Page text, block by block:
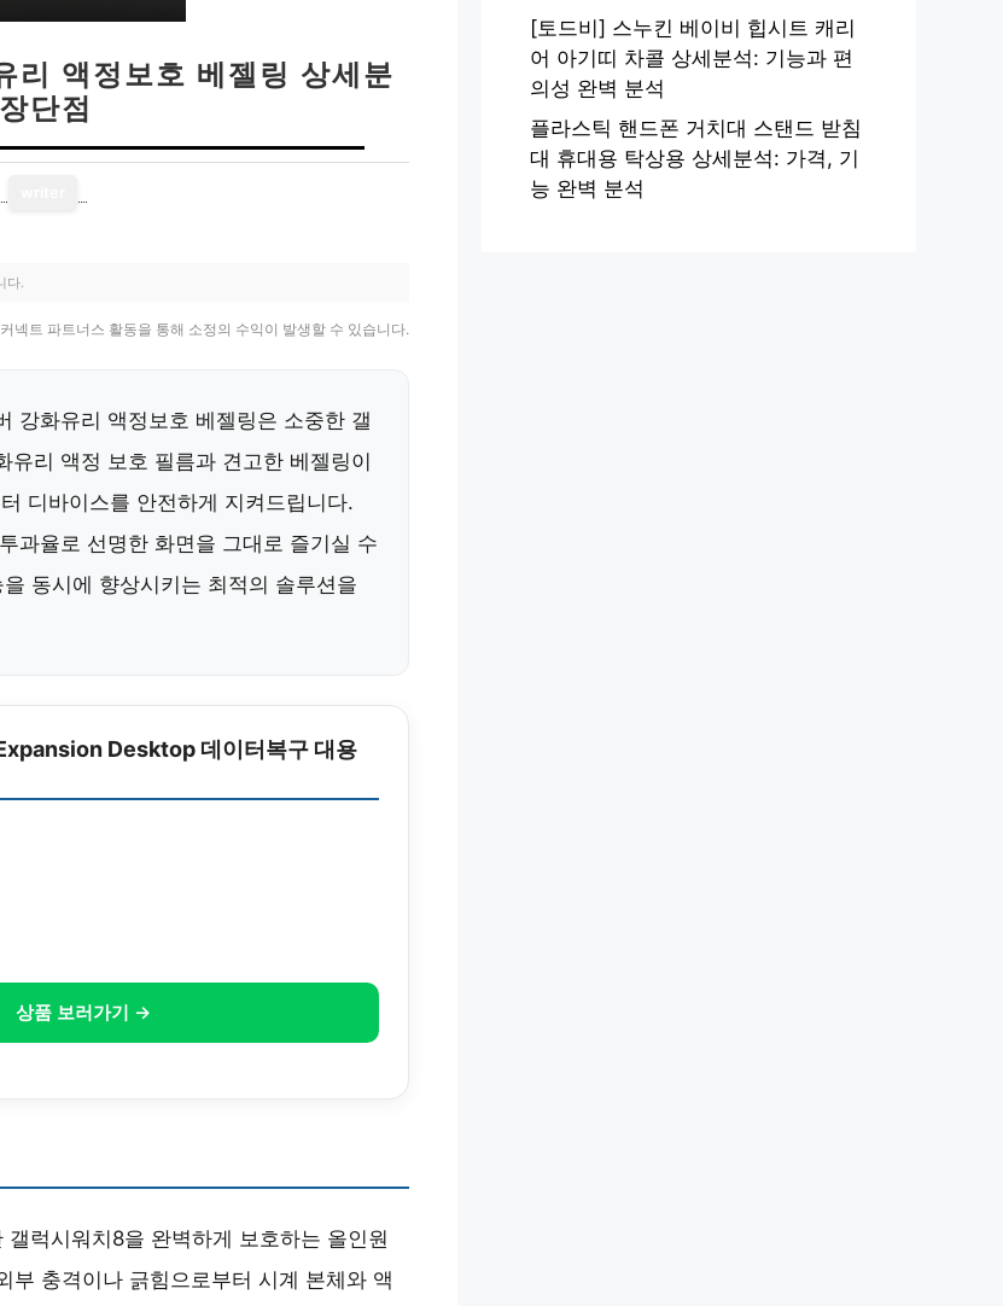
리 액정보호 베젤링 상세분
단점
다.
넥트 파트너스 활동을 통해 소정의 수익이 발생할 수 있습니다.
강화유리 액정보호 베젤링은 소중한 갤
리 액정 보호 필름과 견고한 베젤링이
디바이스를 안전하게 지켜드립니다.
과율로 선명한 화면을 그대로 즐기실 수
동시에 향상시키는 최적의 솔루션을
Desktop 데이터복구 대용
상품 보러가기 →
럭시워치8을 완벽하게 보호하는 올인원
충격이나 긁힘으로부터 시계 본체와 액
[토드비] 스누킨 베이비 힙시트 캐리
어 아기띠 차콜 상세분석: 기능과 편
의성 완벽 분석
플라스틱 핸드폰 거치대 스탠드 받침
대 휴대용 탁상용 상세분석: 가격, 기
능 완벽 분석